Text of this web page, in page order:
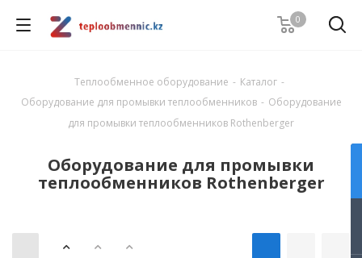
0
Теплообменное оборудование - Каталог -
Оборудование для промывки теплообменников - Оборудование
для промывки теплообменников Rothenberger
Оборудование для промывки
теплообменников Rothenberger